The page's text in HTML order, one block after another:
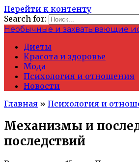
Перейти к контенту
Search for:
Необычные и захватывающие
Диеты
Красота и здоровье
Мода
Психология и отношения
Новости
Главная » Психология и
Механизмы и
последствий